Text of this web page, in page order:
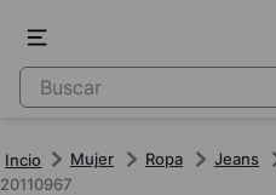
Mujer Ropa Jeans
20110967